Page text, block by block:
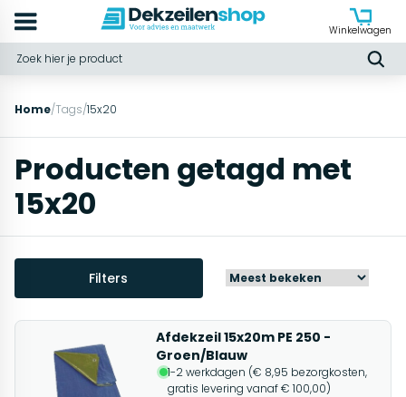
Winkelwagen
Home/Tags/15x20
Producten getagd met
15x20
Filters
Afdekzeil 15x20m PE 250 -
Groen/Blauw
1-2 werkdagen (€ 8,95 bezorgkosten,
gratis levering vanaf € 100,00)